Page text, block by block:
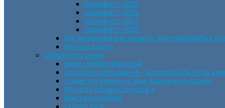
Єврофест-2023
Єврофест-2022
Єврофест-2021
Єврофест-2020
Інклюзивний фестиваль “Натхнення без
Марш єдності
Обласного рівня
Знай і люби свій край
Здорове харчування – відповідальність
Славетні Українці. Іван Карпенко-Карий
Молодь обирає здоров’я
Мистецькі обрії
Humor Fest